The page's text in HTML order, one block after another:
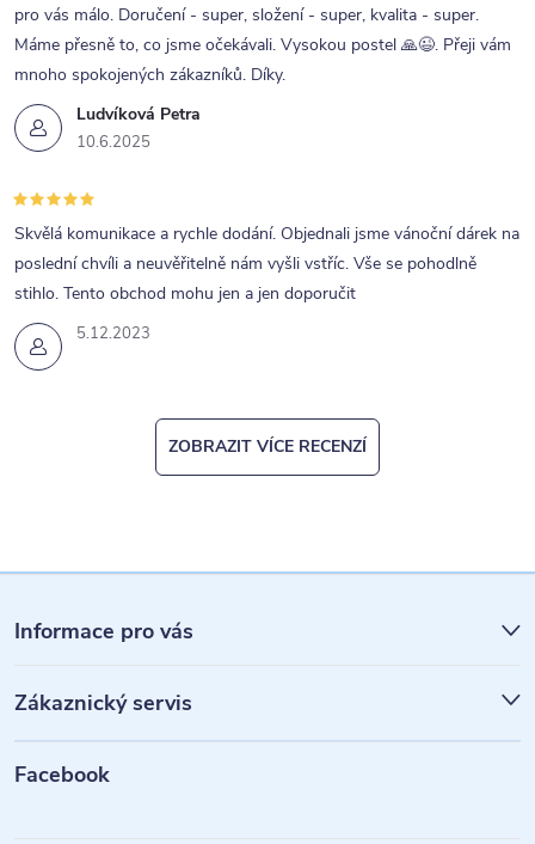
Ludvíková Petra
10.6.2025
pro vás málo. Doručení - super, složení - super, kvalita - super.
Máme přesně to, co jsme očekávali. Vysokou postel 🙏😉. Přeji vám
mnoho spokojených zákazníků. Díky.
5.12.2023
Skvělá komunikace a rychle dodání. Objednali jsme vánoční dárek na
poslední chvíli a neuvěřitelně nám vyšli vstříc. Vše se pohodlně
stihlo. Tento obchod mohu jen a jen doporučit
ZOBRAZIT VÍCE RECENZÍ
á
p
a
Informace pro vás
Zákaznický servis
Facebook